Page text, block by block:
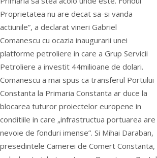
Proprietatea nu are decat sa-si vanda
actiunile”, a declarat vineri Gabriel
Comanescu cu ocazia inaugurarii unei
platforme petroliere in care a Grup Servicii
Petroliere a investit 44milioane de dolari.
Comanescu a mai spus ca transferul Portului
Constanta la Primaria Constanta ar duce la
blocarea tuturor proiectelor europene in
conditiile in care „infrastructua portuarea are
nevoie de fonduri imense”. Si Mihai Daraban,
presedintele Camerei de Comert Constanta,